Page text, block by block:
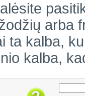
arba
ta kalba,
kalba,